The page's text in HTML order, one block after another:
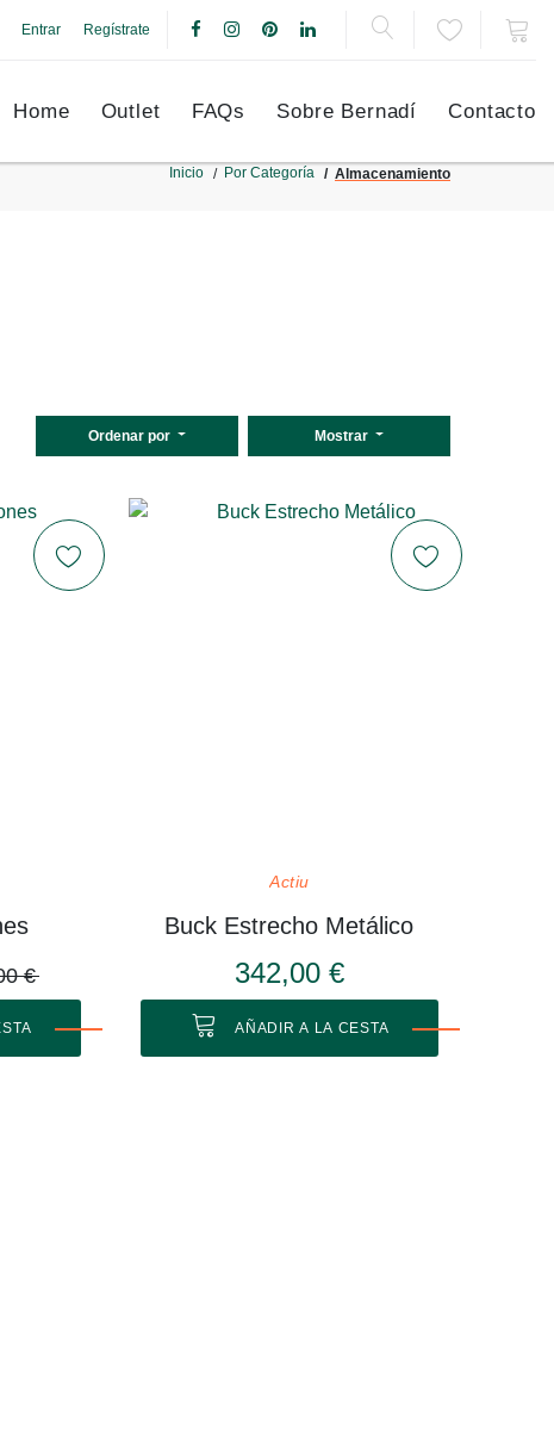
Entrar Regístrate
Home Outlet FAQs Sobre Bernadí Contacto
Inicio Por Categoría Almacenamiento
Ordenar por Mostrar
€
Actiu
Buck Estrecho Metálico
342,00 €
AÑADIR A LA CESTA